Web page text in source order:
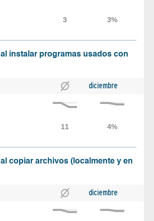
instalar programas usados con
diciembre
copiar archivos (localmente y en
diciembre